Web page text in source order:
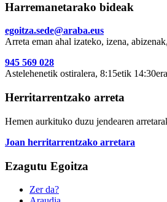
Harremanetarako bideak
egoitza.sede@araba.eus
Arreta eman ahal izateko, izena,
945 569 028
Astelehenetik ostiralera, 8:15etik
Herritarrentzako arreta
Hemen aurkituko duzu jendearen
Joan herritarrentzako arretara
Ezagutu Egoitza
Zer da?